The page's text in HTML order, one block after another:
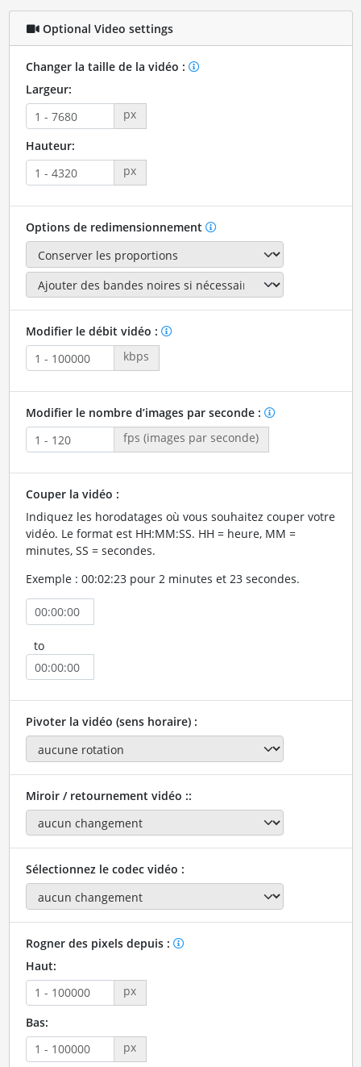
Optional Video settings
Changer la taille de la vidéo :
Largeur:
px
Hauteur:
px
Options de redimensionnement
Modifier le débit vidéo :
kbps
Modifier le nombre d’images par seconde :
fps (images par seconde)
Couper la vidéo :
Indiquez les horodatages où vous souhaitez couper votre
vidéo. Le format est HH:MM:SS. HH = heure, MM =
minutes, SS = secondes.
Exemple : 00:02:23 pour 2 minutes et 23 secondes.
to
Pivoter la vidéo (sens horaire) :
Miroir / retournement vidéo ::
Sélectionnez le codec vidéo :
Rogner des pixels depuis :
Haut:
px
Bas:
px